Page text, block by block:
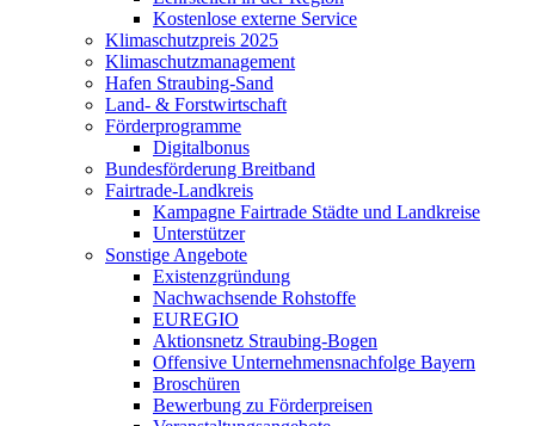
Kostenlose externe Service
Klimaschutzpreis 2025
Klimaschutzmanagement
Hafen Straubing-Sand
Land- & Forstwirtschaft
Förderprogramme
Digitalbonus
Bundesförderung Breitband
Fairtrade-Landkreis
Kampagne Fairtrade Städte und Landkreise
Unterstützer
Sonstige Angebote
Existenzgründung
Nachwachsende Rohstoffe
EUREGIO
Aktionsnetz Straubing-Bogen
Offensive Unternehmensnachfolge Bayern
Broschüren
Bewerbung zu Förderpreisen